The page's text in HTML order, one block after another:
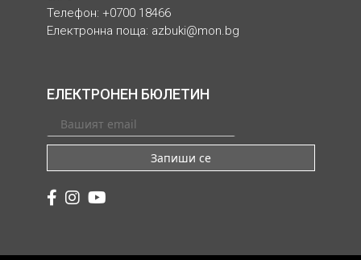
Телефон: +0700 18466
Електронна поща: azbuki@mon.bg
ЕЛЕКТРОНЕН БЮЛЕТИН
Запиши се